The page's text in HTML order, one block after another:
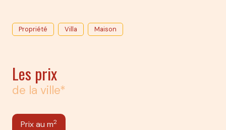
Propriété Villa Maison
Les prix
de la ville*
Prix au m2